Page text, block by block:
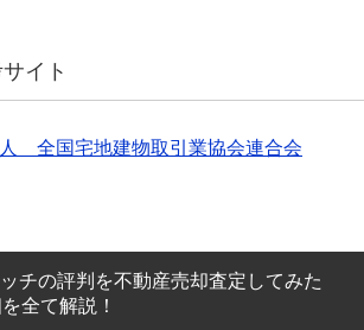
イト
全国宅地建物取引業協会連合会
チの評判を不動産売却査定してみた
全て解説！